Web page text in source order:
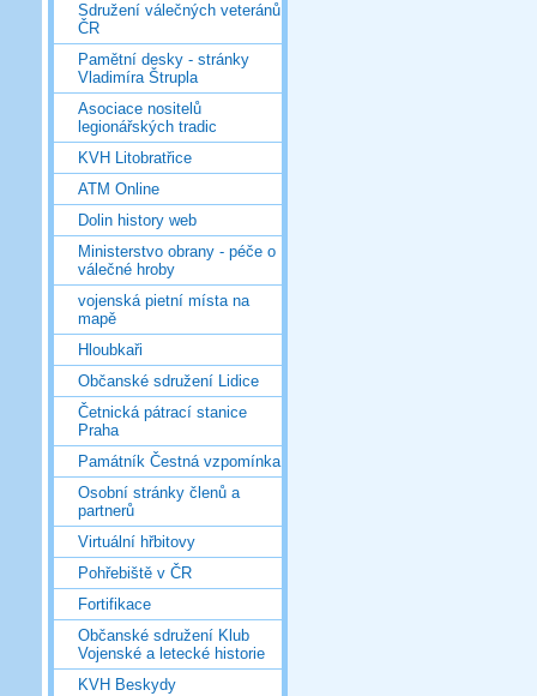
Sdružení válečných veteránů
ČR
Pamětní desky - stránky
Vladimíra Štrupla
Asociace nositelů
legionářských tradic
KVH Litobratřice
ATM Online
Dolin history web
Ministerstvo obrany - péče o
válečné hroby
vojenská pietní místa na
mapě
Hloubkaři
Občanské sdružení Lidice
Četnická pátrací stanice
Praha
Památník Čestná vzpomínka
Osobní stránky členů a
partnerů
Virtuální hřbitovy
Pohřebiště v ČR
Fortifikace
Občanské sdružení Klub
Vojenské a letecké historie
KVH Beskydy